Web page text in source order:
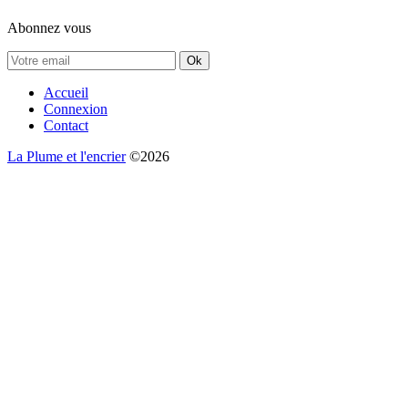
Abonnez vous
Ok
Accueil
Connexion
Contact
La Plume et l'encrier©2026